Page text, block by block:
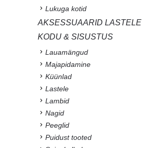
Lukuga kotid
AKSESSUAARID LASTELE
KODU & SISUSTUS
Lauamängud
Majapidamine
Küünlad
Lastele
Lambid
Nagid
Peeglid
Puidust tooted